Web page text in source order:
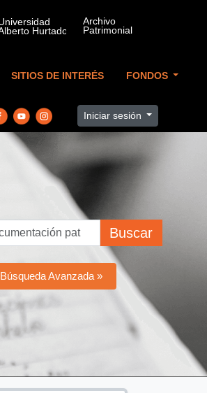
SITIOS DE INTERÉS FONDOS
Iniciar sesión
Buscar
Búsqueda Avanzada »